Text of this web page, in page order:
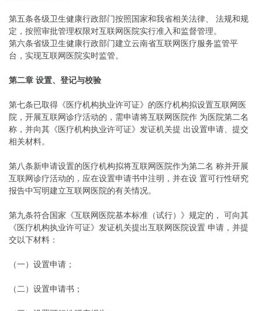
第五条各级卫生健康行政部门按照国家和我省相关法律、 法规和规
定，按照审批管理权限对互联网医院实行准入和监督管理。
第六条省级卫生健康行政部门建立云南省互联网医疗服务监管平
台，实现互联网医院实时监管。
第二章 设置、登记与校验
第七条已取得《医疗机构执业许可证》的医疗机构拟设置互联网医
院，开展互联网诊疗活动的，需申请将互联网医院作 为医院第二名
称，并向其《医疗机构执业许可证》发证机关提 出设置申请、提交
相关材料。
第八条新申请设置的医疗机构拟将互联网医院作为第二名 称并开展
互联网诊疗活动的，应在设置申请书中注明，并在设 置可行性研究
报告中写明建立互联网医院的有关情况。
第九条符合国家《互联网医院基本标准（试行）》规定的， 可向其
《医疗机构执业许可证》发证机关提出互联网医院设置 申请，并提
交以下材料：
（一）设置申请；
（二）设置申请书；